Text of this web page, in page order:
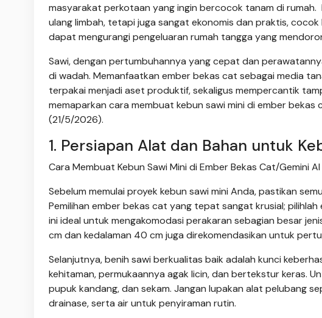
masyarakat perkotaan yang ingin bercocok tanam di
ulang limbah, tetapi juga sangat ekonomis dan praktis,
dapat mengurangi pengeluaran rumah tangga yang
Sawi, dengan pertumbuhannya yang cepat dan
di wadah. Memanfaatkan ember bekas cat sebagai media
terpakai menjadi aset produktif, sekaligus mempercantik
memaparkan cara membuat kebun sawi mini di ember
(21/5/2026).
1. Persiapan Alat dan Bahan untuk
Cara Membuat Kebun Sawi Mini di Ember Bekas Cat/Gemini AI
Sebelum memulai proyek kebun sawi mini Anda, pastikan
Pemilihan ember bekas cat yang tepat sangat krusial;
ini ideal untuk mengakomodasi perakaran sebagian besar
cm dan kedalaman 40 cm juga direkomendasikan untuk
Selanjutnya, benih sawi berkualitas baik adalah kunci
kehitaman, permukaannya agak licin, dan bertekstur keras.
pupuk kandang, dan sekam. Jangan lupakan alat pelubang
drainase, serta air untuk penyiraman rutin.